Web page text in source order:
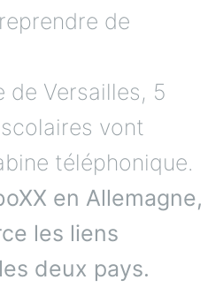
de
de Versailles, 5
vont
téléphonique.
en Allemagne,
les liens
deux pays.